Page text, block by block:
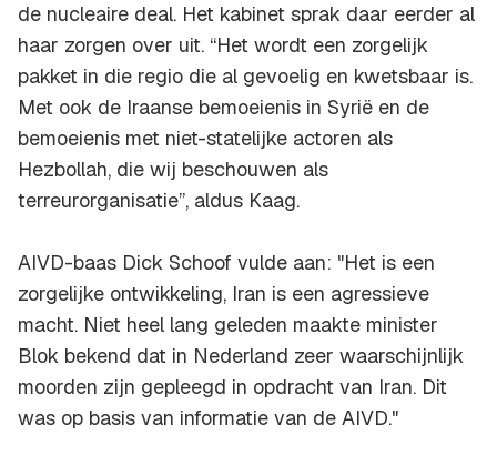
de nucleaire deal. Het kabinet sprak daar eerder al
haar zorgen over uit. “Het wordt een zorgelijk
pakket in die regio die al gevoelig en kwetsbaar is.
Met ook de Iraanse bemoeienis in Syrië en de
bemoeienis met niet-statelijke actoren als
Hezbollah, die wij beschouwen als
terreurorganisatie”, aldus Kaag.
AIVD-baas Dick Schoof vulde aan: "Het is een
zorgelijke ontwikkeling, Iran is een agressieve
macht. Niet heel lang geleden maakte minister
Blok bekend dat in Nederland zeer waarschijnlijk
moorden zijn gepleegd in opdracht van Iran. Dit
was op basis van informatie van de AIVD."